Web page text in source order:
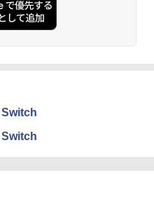
公式特別セット】くもん出
ー 改造人間 限定ケース版
ダマン 12 最強ロボット決
ル楽器電磁気教材を教える
ド/ゴルトンボード物理学、
ングキット小さなカート -
ット|子供向けの可動部品、